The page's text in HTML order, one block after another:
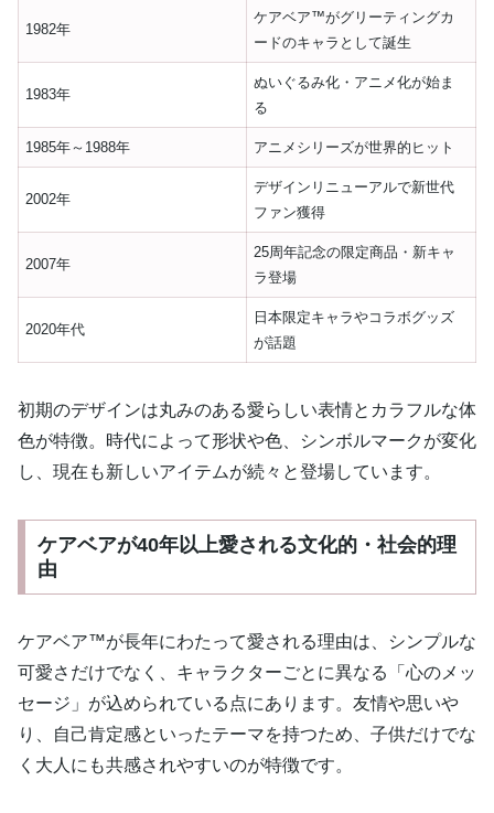
1982年
ケアベア™がグリーティングカ
ードのキャラとして誕生
1983年
ぬいぐるみ化・アニメ化が始ま
る
1985年～1988年 アニメシリーズが世界的ヒット
2002年
デザインリニューアルで新世代
ファン獲得
2007年
25周年記念の限定商品・新キャ
ラ登場
2020年代
日本限定キャラやコラボグッズ
が話題
初期のデザインは丸みのある愛らしい表情とカラフルな体
色が特徴。時代によって形状や色、シンボルマークが変化
し、現在も新しいアイテムが続々と登場しています。
ケアベアが40年以上愛される文化的・社会的理
由
ケアベア™が長年にわたって愛される理由は、シンプルな
可愛さだけでなく、キャラクターごとに異なる「心のメッ
セージ」が込められている点にあります。友情や思いや
り、自己肯定感といったテーマを持つため、子供だけでな
く大人にも共感されやすいのが特徴です。